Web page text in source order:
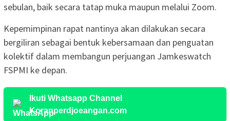
sebulan, baik secara tatap muka maupun melalui Zoom.
Kepemimpinan rapat nantinya akan dilakukan secara
bergiliran sebagai bentuk kebersamaan dan penguatan
kolektif dalam membangun perjuangan Jamkeswatch
FSPMI ke depan.
Ikuti Whatsapp Channel
Koranperdjoeangan.com